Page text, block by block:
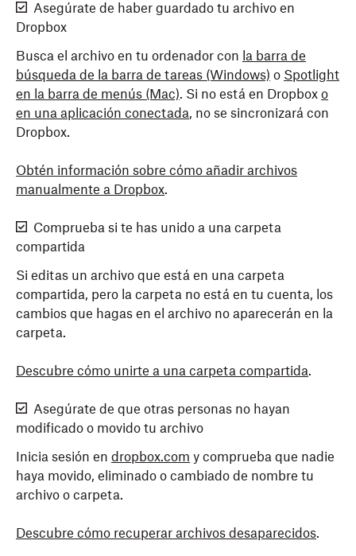
Asegúrate de haber guardado tu archivo en
Dropbox
Busca el archivo en tu ordenador con la barra de
búsqueda de la barra de tareas (Windows) o Spotlight
en la barra de menús (Mac). Si no está en Dropbox o
en una aplicación conectada, no se sincronizará con
Dropbox.
Obtén información sobre cómo añadir archivos
manualmente a Dropbox.
Comprueba si te has unido a una carpeta
compartida
Si editas un archivo que está en una carpeta
compartida, pero la carpeta no está en tu cuenta, los
cambios que hagas en el archivo no aparecerán en la
carpeta.
Descubre cómo unirte a una carpeta compartida.
Asegúrate de que otras personas no hayan
modificado o movido tu archivo
Inicia sesión en dropbox.com y comprueba que nadie
haya movido, eliminado o cambiado de nombre tu
archivo o carpeta.
Descubre cómo recuperar archivos desaparecidos.